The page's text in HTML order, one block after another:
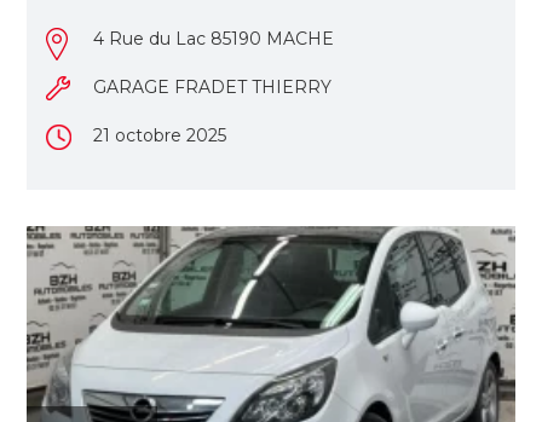
4 Rue du Lac 85190 MACHE
GARAGE FRADET THIERRY
21 octobre 2025